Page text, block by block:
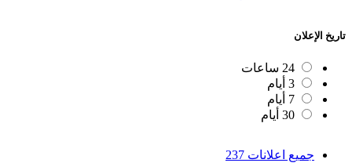
تاريخ الإعلان
24 ساعات
3 أيام
7 أيام
30 أيام
جميع اعلانات 237